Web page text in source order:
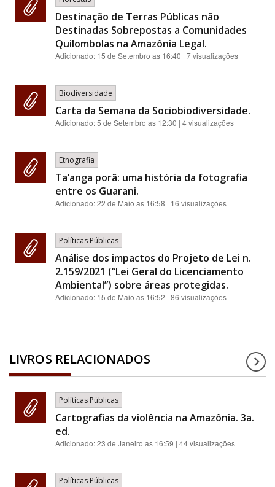
Destinação de Terras Públicas não
Destinadas Sobrepostas a Comunidades
Quilombolas na Amazônia Legal.
Adicionado: 15 de Setembro as 16:40 | 7 visualizações
Biodiversidade
Carta da Semana da Sociobiodiversidade.
Adicionado:5 de Setembro as 12:30 | 4 visualizações
Etnografia
Ta’anga porã: uma história da fotografia
entre os Guarani.
Adicionado:22 de Maio as 16:58 | 16 visualizações
Políticas Públicas
Análise dos impactos do Projeto de Lei n.
2.159/2021 (“Lei Geral do Licenciamento
Ambiental”) sobre áreas protegidas.
Adicionado: 15 de Maio as 16:52 | 86 visualizações
LIVROS RELACIONADOS
Políticas Públicas
Cartografias da violência na Amazônia. 3a.
ed.
Adicionado:23 de Janeiro as 16:59 | 44 visualizações
Políticas Públicas